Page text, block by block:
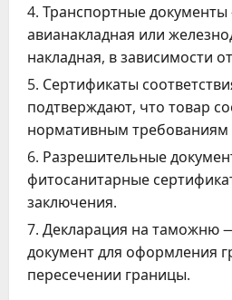
Транспортные
авианакладная или
накладная, в зависимости
Сертификаты
подтверждают, что товар
нормативным требованиям
Разрешительные
фитосанитарные
заключения.
Декларация на таможню
документ для оформления
пересечении границы.